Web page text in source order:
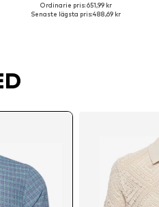
Tillgängliga storlekar: L, XL
Ordinarie pris: 651,99 kr
Senaste lägsta pris:488,69 kr